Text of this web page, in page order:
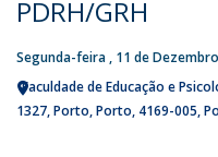
PDRH/GRH
Segunda-feira , 11 de
Faculdade de Educação e
1327 Porto Porto 4169-005